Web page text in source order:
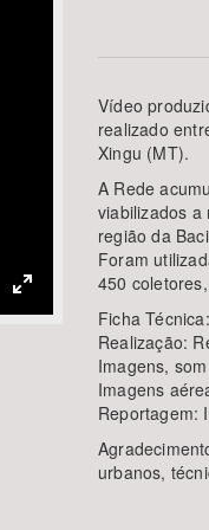
Área Protegida
Fullscreen
Vídeo
realizado
Xingu (MT).
A Rede
viabilizados a
região da
Foram
450
Ficha Técnica:
Realização:
Imagens,
Imagens
Reportagem:
urbanos,